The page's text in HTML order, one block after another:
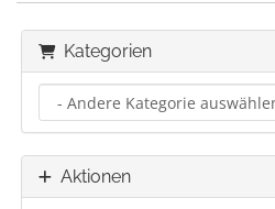
Kategorien
Aktionen